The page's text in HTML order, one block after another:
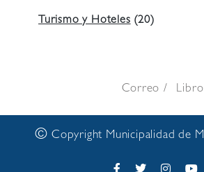
Turismo y Hoteles (20)
Correo Libro
© Copyright Municipalidad de